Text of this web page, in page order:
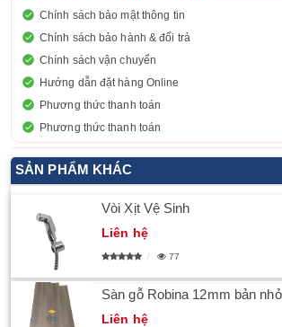
Chính sách bảo mật thông tin
Chính sách bảo hành & đổi trả
Chính sách vận chuyển
Hướng dẫn đặt hàng Online
Phương thức thanh toán
Phương thức thanh toán
SẢN PHẨM KHÁC
Vòi Xịt Vệ Sinh
Liên hệ
77
Sàn gỗ Robina 12mm bản
Liên hệ